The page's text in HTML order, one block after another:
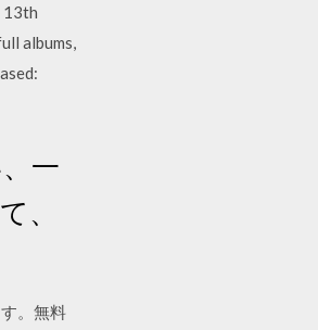
13th
albums,
一
、
。無料